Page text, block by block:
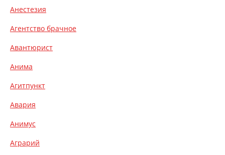
Анестезия
Агентство брачное
Авантюрист
Анима
Агитпункт
Авария
Анимус
Аграрий